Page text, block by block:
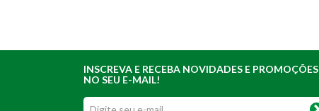
INSCREVA E RECEBA NOVIDADES E PROMOÇÕES
NO SEU E-MAIL!